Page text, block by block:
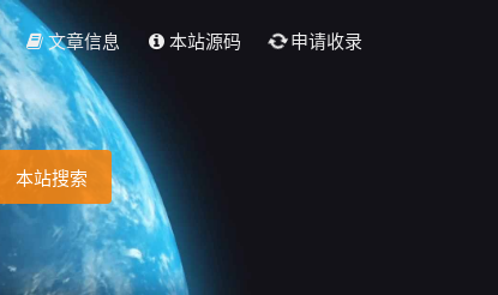
文章信息 本站源码 申请收录
本站搜索